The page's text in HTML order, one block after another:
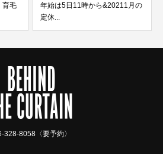
月の
ローライトヘアカラー
328-8058〈要予約〉